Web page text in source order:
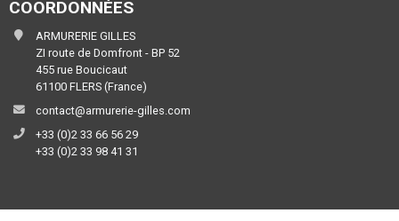
COORDONNÉES
ARMURERIE GILLES
ZI route de Domfront - BP 52
455 rue Boucicaut
61100 FLERS (France)
contact@armurerie-gilles.com
+33 (0)2 33 66 56 29
+33 (0)2 33 98 41 31